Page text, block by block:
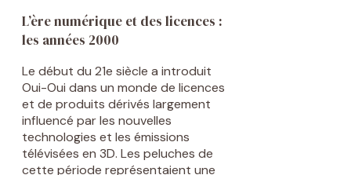
L’ère numérique et des licences :
les années 2000
Le début du 21e siècle a introduit
Oui-Oui dans un monde de licences
et de produits dérivés largement
influencé par les nouvelles
technologies et les émissions
télévisées en 3D. Les peluches de
cette période représentaient une